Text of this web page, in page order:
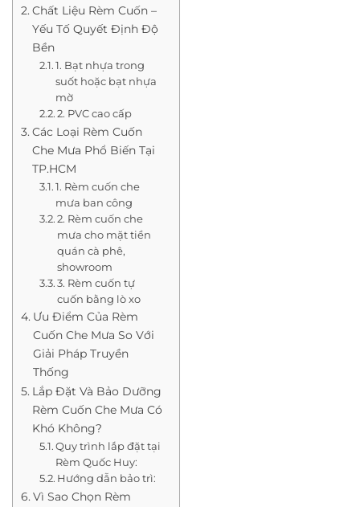
Chất Liệu Rèm Cuốn –
Yếu Tố Quyết Định Độ
Bền
1. Bạt nhựa trong
suốt hoặc bạt nhựa
mờ
2. PVC cao cấp
Các Loại Rèm Cuốn
Che Mưa Phổ Biến Tại
TP.HCM
1. Rèm cuốn che
mưa ban công
2. Rèm cuốn che
mưa cho mặt tiền
quán cà phê,
showroom
3. Rèm cuốn tự
cuốn bằng lò xo
Ưu Điểm Của Rèm
Cuốn Che Mưa So Với
Giải Pháp Truyền
Thống
Lắp Đặt Và Bảo Dưỡng
Rèm Cuốn Che Mưa Có
Khó Không?
Quy trình lắp đặt tại
Rèm Quốc Huy:
Hướng dẫn bảo trì:
Vì Sao Chọn Rèm